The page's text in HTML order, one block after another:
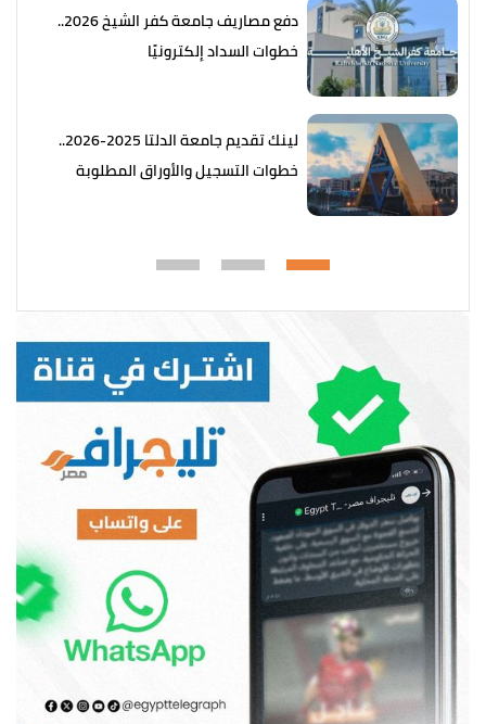
دفع مصاريف جامعة كفر الشيخ 2026..
خطوات السداد إلكترونيًا
لينك تقديم جامعة الدلتا 2025-2026..
خطوات التسجيل والأوراق المطلوبة